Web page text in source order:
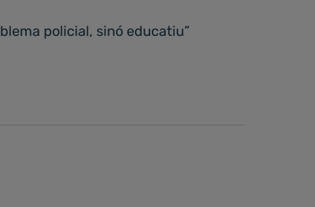
policial, sinó educatiu”